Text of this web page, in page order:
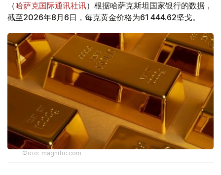
（哈萨克国际通讯社讯）根据哈萨克斯坦国家银行的数据，
截至2026年8月6日，每克黄金价格为61 444.62坚戈。
Фото: magnific.com